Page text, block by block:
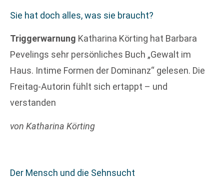
Sie hat doch alles, was sie braucht?
Triggerwarnung Katharina Körting hat Barbara
Pevelings sehr persönliches Buch „Gewalt im
Haus. Intime Formen der Dominanz“ gelesen. Die
Freitag-Autorin fühlt sich ertappt – und
verstanden
von Katharina Körting
Der Mensch und die Sehnsucht